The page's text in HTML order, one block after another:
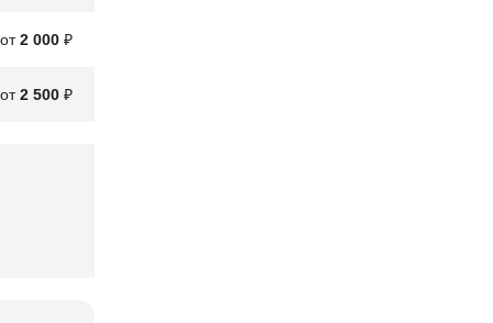
от2 000 ₽
от2 500 ₽